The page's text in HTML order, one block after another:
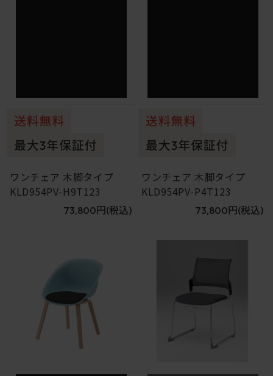
ワンチェア 木脚タイプ
KLD954PV-H9T123
73,800円 (税込)
ワンチェア 木脚タイプ
KLD954PV-P4T123
73,800円 (税込)